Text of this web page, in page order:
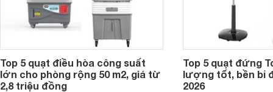
Top 5 quạt điều hòa công suất
lớn cho phòng rộng 50 m2, giá từ
2,8 triệu đồng
Top 5 quạt đứng
lượng tốt, bền bỉ
2026